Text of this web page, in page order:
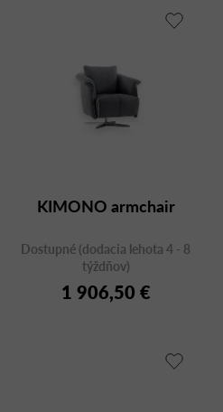
KIMONO armchair
Dostupné (dodacia lehota 4 - 8
týždňov)
1 906,50 €